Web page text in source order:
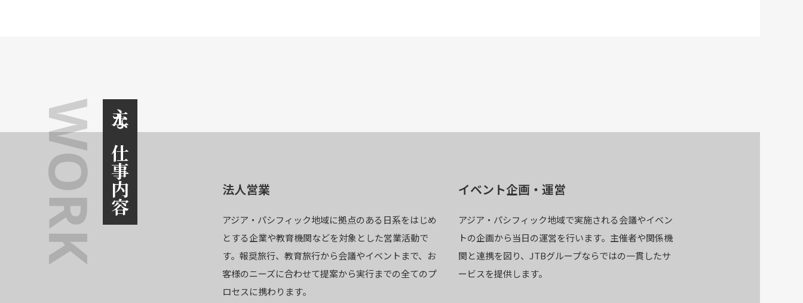
主な仕事内容
WORK 法人営業
アジア・パシフィック地域に拠点のある日系をはじめ
とする企業や教育機関などを対象とした営業活動で
す。報奨旅行、教育旅行から会議やイベントまで、お
客様のニーズに合わせて提案から実行までの全てのプ
ロセスに携わります。
イベント企画・運営
アジア・パシフィック地域で実施される会議やイベン
トの企画から当日の運営を行います。主催者や関係機
関と連携を図り、JTBグループならではの一貫したサ
ービスを提供します。